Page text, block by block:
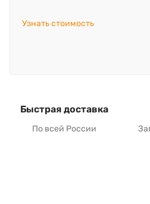
Узнать стоимость
Быстрая доставка
По всей России